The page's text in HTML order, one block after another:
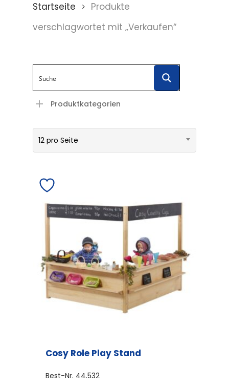
Startseite
Produkte
verschlagwortet mit „Verkaufen“
Produktkategorien
12 pro Seite
Cosy Role Play Stand
Best-Nr. 44.532